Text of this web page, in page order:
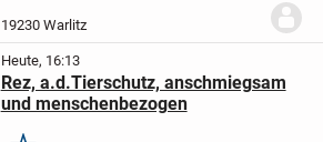
kennenzulernen! ❤️
am 27.05.2026...
19230 Warlitz
Heute, 16:13
Rez, a.d.Tierschutz, anschmiegsam
und menschenbezogen